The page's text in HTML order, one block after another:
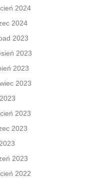
2024
2024
2023
2023
2023
2023
2023
2023
2023
2022